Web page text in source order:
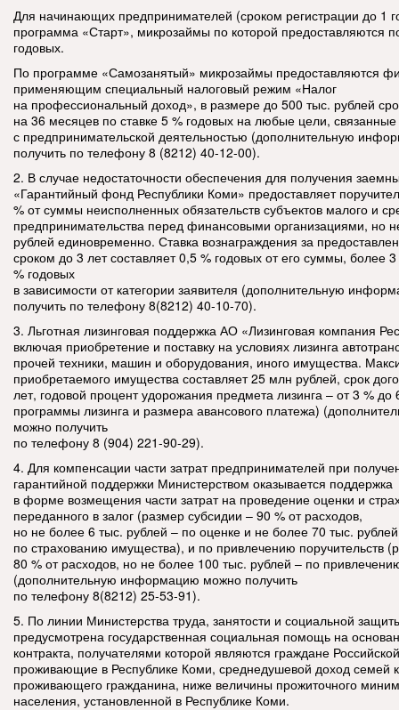
Для начинающих предпринимателей (сроком регистрации до 1
программа «Старт», микрозаймы по которой предоставляются
годовых.
По программе «Самозанятый» микрозаймы предоставляются
применяющим специальный налоговый режим «Налог
на профессиональный доход», в размере до 500 тыс. рублей
на 36 месяцев по ставке 5 % годовых на любые цели, связанные
с предпринимательской деятельностью (дополнительную
получить по телефону 8 (8212) 40-12-00).
2. В случае недостаточности обеспечения для получения
«Гарантийный фонд Республики Коми» предоставляет
% от суммы неисполненных обязательств субъектов малого и
предпринимательства перед финансовыми организациями, но
рублей единовременно. Ставка вознаграждения за
сроком до 3 лет составляет 0,5 % годовых от его суммы, более
% годовых
в зависимости от категории заявителя (дополнительную
получить по телефону 8(8212) 40-10-70).
3. Льготная лизинговая поддержка АО «Лизинговая компания
включая приобретение и поставку на условиях лизинга
прочей техники, машин и оборудования, иного имущества.
приобретаемого имущества составляет 25 млн рублей, срок
лет, годовой процент удорожания предмета лизинга – от 3 % до
программы лизинга и размера авансового платежа)
можно получить
по телефону 8 (904) 221-90-29).
4. Для компенсации части затрат предпринимателей при
гарантийной поддержки Министерством оказывается поддержка
в форме возмещения части затрат на проведение оценки и
переданного в залог (размер субсидии – 90 % от расходов,
но не более 6 тыс. рублей – по оценке и не более 70 тыс.
по страхованию имущества), и по привлечению поручительств
80 % от расходов, но не более 100 тыс. рублей – по
(дополнительную информацию можно получить
по телефону 8(8212) 25-53-91).
5. По линии Министерства труда, занятости и социальной
предусмотрена государственная социальная помощь на
контракта, получателями которой являются граждане
проживающие в Республике Коми, среднедушевой доход семей
проживающего гражданина, ниже величины прожиточного
населения, установленной в Республике Коми.